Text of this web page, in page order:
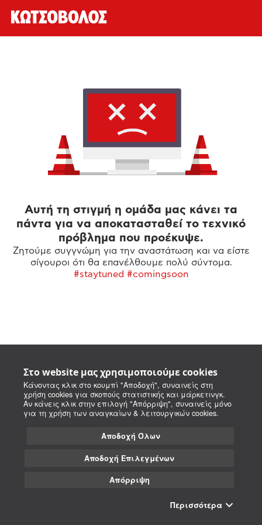
Στο website μας χρησιμοποιούμε cookies
Κάνοντας κλικ στο κουμπί "Αποδοχή", συναινείς στη
χρήση cookies για σκοπούς στατιστικής και μάρκετινγκ.
Αν κάνεις κλικ στην επιλογή "Απόρριψη", συναινείς μόνο
για τη χρήση των αναγκαίων & λειτουργικών cookies.
Αποδοχή Όλων
Αποδοχή Επιλεγμένων
Απόρριψη
Περισσότερα
Αυτή τη στιγμή η ομάδα μας κάνει τα
πάντα για να αποκατασταθεί το τεχνικό
πρόβλημα που προέκυψε.
Ζητούμε συγγνώμη για την αναστάτωση και να είστε
σίγουροι ότι θα επανέλθουμε πολύ σύντομα.
#staytuned #comingsoon